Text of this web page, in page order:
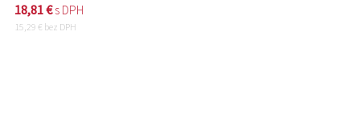
18,81€s DPH
15,29 € bez DPH